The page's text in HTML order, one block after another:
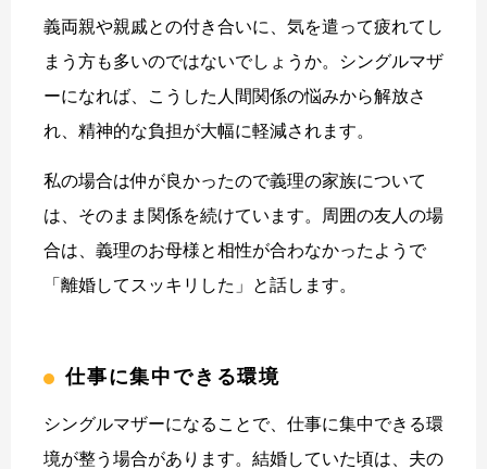
義両親や親戚との付き合いに、気を遣って疲れてし
まう方も多いのではないでしょうか。シングルマザ
ーになれば、こうした人間関係の悩みから解放さ
れ、精神的な負担が大幅に軽減されます。
私の場合は仲が良かったので義理の家族について
は、そのまま関係を続けています。周囲の友人の場
合は、義理のお母様と相性が合わなかったようで
「離婚してスッキリした」と話します。
仕事に集中できる環境
シングルマザーになることで、仕事に集中できる環
境が整う場合があります。結婚していた頃は、夫の